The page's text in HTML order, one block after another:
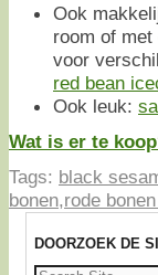
Ook
room of met
voor
red bean
Ook leuk:
Wat is er te
Tags: black
bonen,rode
DOORZOEK DE
Zoeken